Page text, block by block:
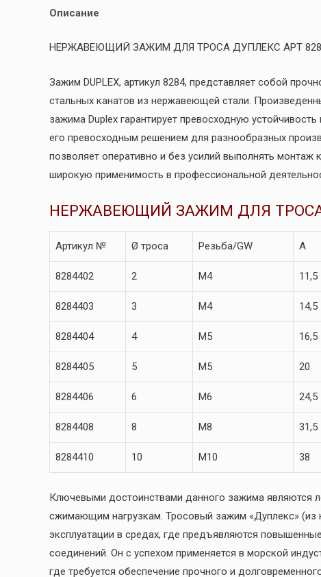
Описание
НЕРЖАВЕЮЩИЙ ЗАЖИМ ДЛЯ ТРОСА ДУПЛЕКС АРТ
Зажим DUPLEX, артикул 8284, представляет собой
стальных канатов из нержавеющей стали.
зажима Duplex гарантирует превосходную
его превосходным решением для разнообразных
позволяет оперативно и без усилий выполнять монтаж
широкую применимость в профессиональной
НЕРЖАВЕЮЩИЙ ЗАЖИМ ДЛЯ ТРОСА
Артикул № Ø троса Резьба/GW A
8284402 2 M4 11,5
8284403 3 M4 14,5
8284404 4 M5 16,5
8284405 5 M5 20
8284406 6 M6 24,5
8284408 8 M8 31,5
8284410 10 M10 38
Ключевыми достоинствами данного зажима являются
сжимающим нагрузкам. Тросовый зажим «Дуплекс»
эксплуатации в средах, где предъявляются
соединений. Он с успехом применяется в морской
где требуется обеспечение прочного и